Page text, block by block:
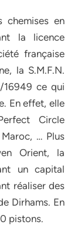
chemises en
la licence
française
la S.M.F.N.
ce qui
En effet, elle
Circle
… Plus
Orient, la
un capital
réaliser des
Dirhams. En
pistons.